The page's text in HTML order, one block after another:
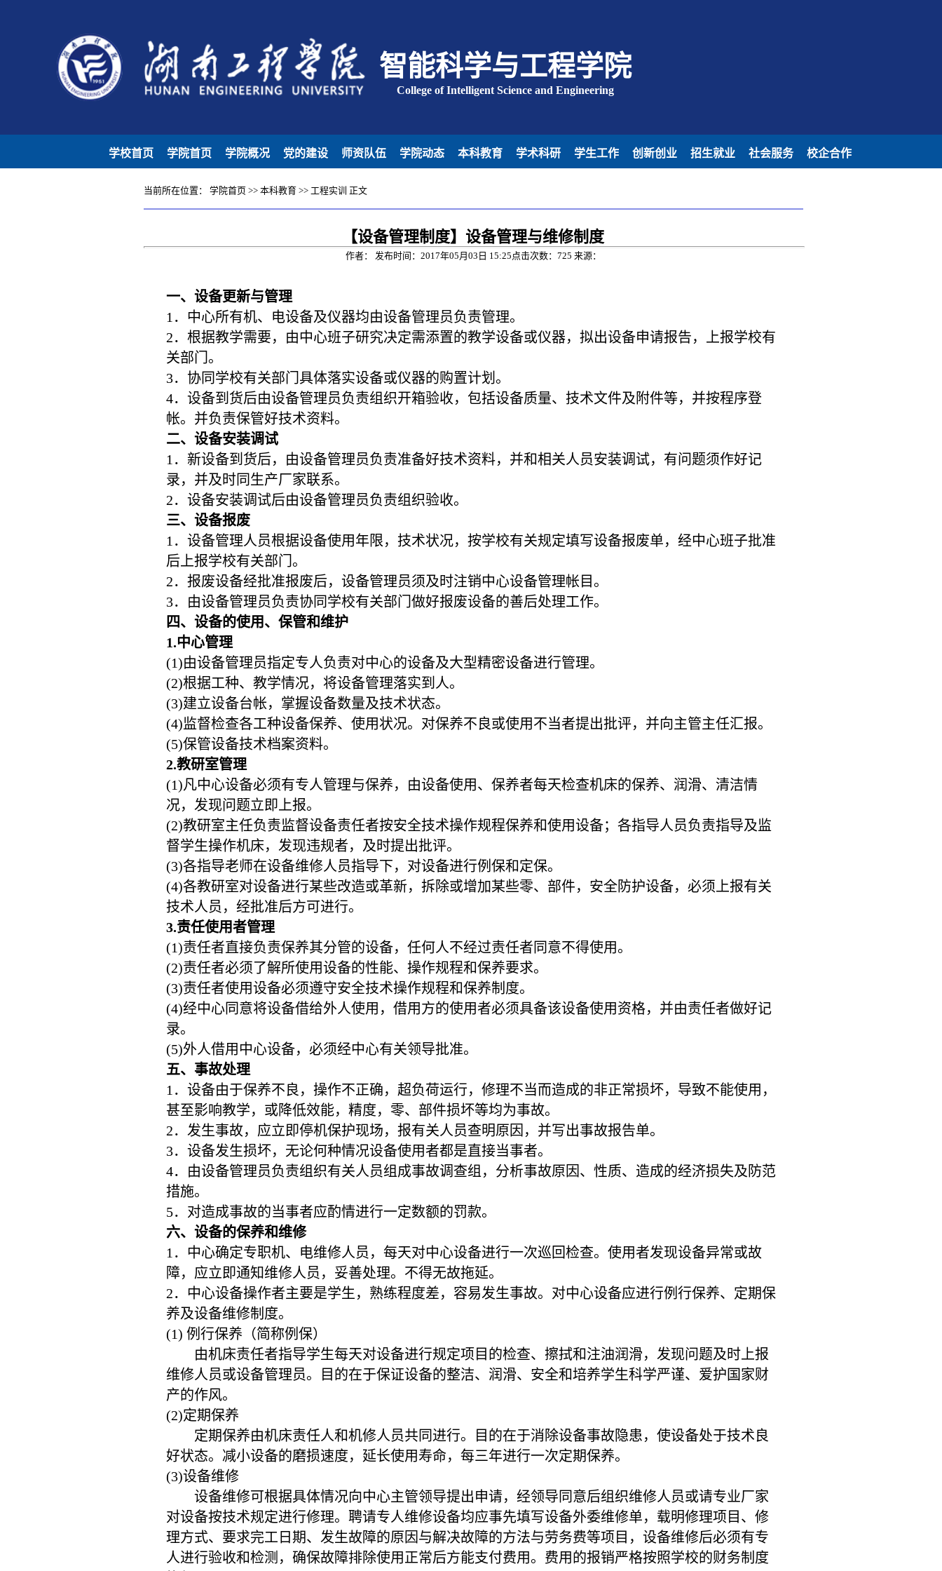
智能科学与工程学院
College of Intelligent Science and Engineering
学校首页 学院首页 学院概况 党的建设 师资队伍 学院动态 本科教育 学术科研 学生工作 创新创业 招生就业 社会服务 校企合作
当前所在位置： 学院首页>> 本科教育>> 工程实训 正文
【设备管理制度】设备管理与维修制度
作者： 发布时间：2017年05月03日 15:25点击次数： 725 来源：
一、设备更新与管理
1．中心所有机、电设备及仪器均由设备管理员负责管理。
2．根据教学需要，由中心班子研究决定需添置的教学设备或仪器，拟出设备申请报告，上报学校有
关部门。
3．协同学校有关部门具体落实设备或仪器的购置计划。
4．设备到货后由设备管理员负责组织开箱验收，包括设备质量、技术文件及附件等，并按程序登
帐。并负责保管好技术资料。
二、设备安装调试
1．新设备到货后，由设备管理员负责准备好技术资料，并和相关人员安装调试，有问题须作好记
录，并及时同生产厂家联系。
2．设备安装调试后由设备管理员负责组织验收。
三、设备报废
1．设备管理人员根据设备使用年限，技术状况，按学校有关规定填写设备报废单，经中心班子批准
后上报学校有关部门。
2．报废设备经批准报废后，设备管理员须及时注销中心设备管理帐目。
3．由设备管理员负责协同学校有关部门做好报废设备的善后处理工作。
四、设备的使用、保管和维护
1.中心管理
(1)由设备管理员指定专人负责对中心的设备及大型精密设备进行管理。
(2)根据工种、教学情况，将设备管理落实到人。
(3)建立设备台帐，掌握设备数量及技术状态。
(4)监督检查各工种设备保养、使用状况。对保养不良或使用不当者提出批评，并向主管主任汇报。
(5)保管设备技术档案资料。
2.教研室管理
(1)凡中心设备必须有专人管理与保养，由设备使用、保养者每天检查机床的保养、润滑、清洁情
况，发现问题立即上报。
(2)教研室主任负责监督设备责任者按安全技术操作规程保养和使用设备；各指导人员负责指导及监
督学生操作机床，发现违规者，及时提出批评。
(3)各指导老师在设备维修人员指导下，对设备进行例保和定保。
(4)各教研室对设备进行某些改造或革新，拆除或增加某些零、部件，安全防护设备，必须上报有关
技术人员，经批准后方可进行。
3.责任使用者管理
(1)责任者直接负责保养其分管的设备，任何人不经过责任者同意不得使用。
(2)责任者必须了解所使用设备的性能、操作规程和保养要求。
(3)责任者使用设备必须遵守安全技术操作规程和保养制度。
(4)经中心同意将设备借给外人使用，借用方的使用者必须具备该设备使用资格，并由责任者做好记
录。
(5)外人借用中心设备，必须经中心有关领导批准。
五、事故处理
1．设备由于保养不良，操作不正确，超负荷运行，修理不当而造成的非正常损坏，导致不能使用，
甚至影响教学，或降低效能，精度，零、部件损坏等均为事故。
2．发生事故，应立即停机保护现场，报有关人员查明原因，并写出事故报告单。
3．设备发生损坏，无论何种情况设备使用者都是直接当事者。
4．由设备管理员负责组织有关人员组成事故调查组，分析事故原因、性质、造成的经济损失及防范
措施。
5．对造成事故的当事者应酌情进行一定数额的罚款。
六、设备的保养和维修
1．中心确定专职机、电维修人员，每天对中心设备进行一次巡回检查。使用者发现设备异常或故
障，应立即通知维修人员，妥善处理。不得无故拖延。
2．中心设备操作者主要是学生，熟练程度差，容易发生事故。对中心设备应进行例行保养、定期保
养及设备维修制度。
(1) 例行保养（简称例保）
由机床责任者指导学生每天对设备进行规定项目的检查、擦拭和注油润滑，发现问题及时上报
维修人员或设备管理员。目的在于保证设备的整洁、润滑、安全和培养学生科学严谨、爱护国家财
产的作风。
(2)定期保养
定期保养由机床责任人和机修人员共同进行。目的在于消除设备事故隐患，使设备处于技术良
好状态。减小设备的磨损速度，延长使用寿命，每三年进行一次定期保养。
(3)设备维修
设备维修可根据具体情况向中心主管领导提出申请，经领导同意后组织维修人员或请专业厂家
对设备按技术规定进行修理。聘请专人维修设备均应事先填写设备外委维修单，载明修理项目、修
理方式、要求完工日期、发生故障的原因与解决故障的方法与劳务费等项目，设备维修后必须有专
人进行验收和检测，确保故障排除使用正常后方能支付费用。费用的报销严格按照学校的财务制度